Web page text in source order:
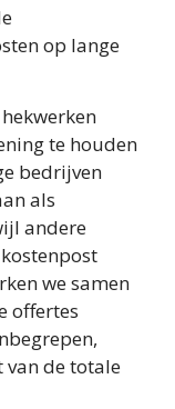
op lange
te houden
bedrijven
als
andere
we samen
offertes
van de totale